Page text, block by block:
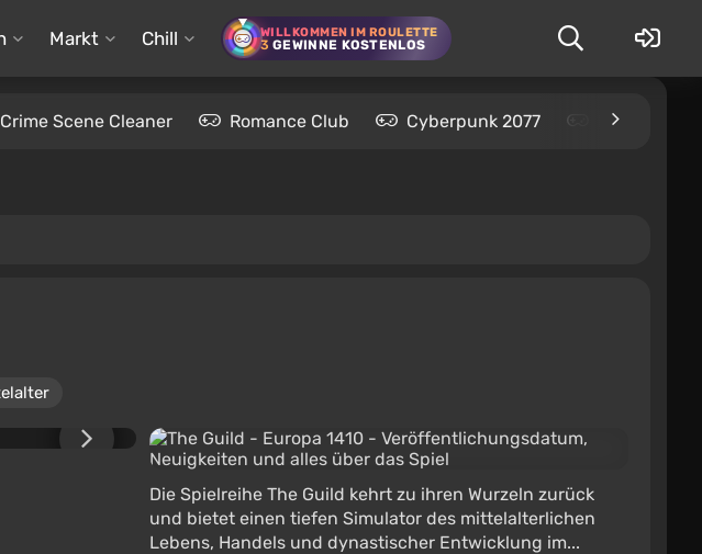
Markt Chill WILLKOMMEN IM ROULETTE
3 GEWINNE KOSTENLOS
Crime Scene Cleaner Romance Club Cyberpunk 2077 Kingdom
Die Spielreihe The Guild kehrt zu ihren Wurzeln zurück
und bietet einen tiefen Simulator des mittelalterlichen
Lebens, Handels und dynastischer Entwicklung im...